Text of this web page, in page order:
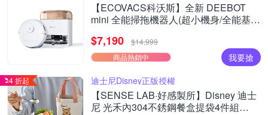
【ECOVACS科沃斯】全新 DEEBOT
mini 全能掃拖機器人(超小機身/全能基
$7,190
$14,999
商品熱銷中
我要搶
4 折起 迪士尼Disney正版授權
【SENSE LAB·好感製所】Disney 迪士
尼 光禾內304不銹鋼餐盒提袋4件組